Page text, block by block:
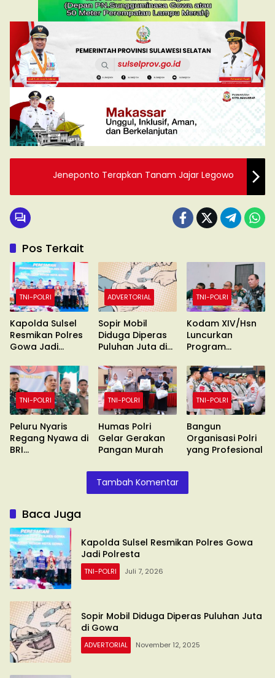
Jeneponto Terapkan Tanam Jajar Legowo
Pos Terkait
TNI-POLRI
Kapolda Sulsel
Resmikan Polres
Gowa Jadi
ADVERTORIAL
Sopir Mobil
Diduga Diperas
Puluhan Juta di
TNI-POLRI
Kodam XIV/Hsn
Luncurkan
Program
Jaringan
Internet
TNI-POLRI
Peluru Nyaris
Regang Nyawa di
BRI
TNI-POLRI
Humas Polri
Gelar Gerakan
Pangan Murah
TNI-POLRI
Bangun
Organisasi Polri
yang Profesional
Tambah Komentar
Baca Juga
Kapolda Sulsel Resmikan Polres Gowa
Jadi Polresta
TNI-POLRI Juli 7, 2026
Sopir Mobil Diduga Diperas Puluhan Juta
di Gowa
ADVERTORIAL November 12, 2025